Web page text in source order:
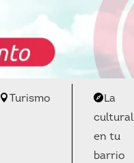
Turismo
La
cultural
en tu
barrio